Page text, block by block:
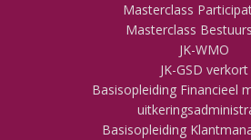
Masterclass
Masterclass
JK-WMO
JK-GSD verkort
Basisopleiding Financieel
Basisopleiding